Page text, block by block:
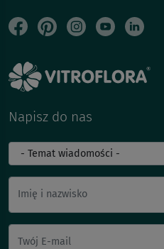
Napisz do nas
Imię i nazwisko
Twój E-mail